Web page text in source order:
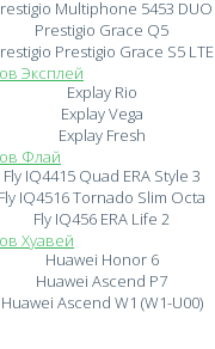
Multiphone 5453 DUO
Prestigio Grace Q5
Prestigio Grace S5 LTE
Explay Rio
Explay Vega
Explay Fresh
Fly IQ4415 Quad ERA Style 3
Fly IQ4516 Tornado Slim Octa
Fly IQ456 ERA Life 2
Huawei Honor 6
Huawei Ascend P7
Huawei Ascend W1 (W1-U00)